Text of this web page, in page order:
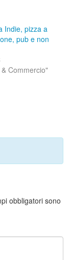
Indie, pizza a
pub e non
Commercio"
obbligatori sono